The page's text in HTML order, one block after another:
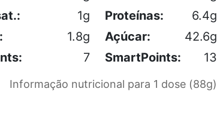
1g Proteínas:
6.4g
1.8g Açúcar:
42.6g
7 SmartPoints: 13
Informação nutricional para 1 dose (88g)